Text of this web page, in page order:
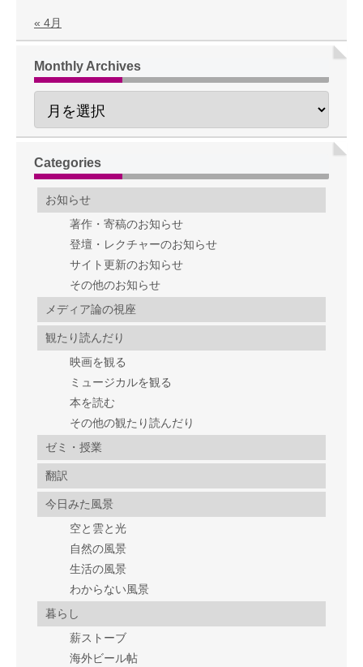
« 4月
Monthly Archives
Categories
お知らせ
著作・寄稿のお知らせ
登壇・レクチャーのお知らせ
サイト更新のお知らせ
その他のお知らせ
メディア論の視座
観たり読んだり
映画を観る
ミュージカルを観る
本を読む
その他の観たり読んだり
ゼミ・授業
翻訳
今日みた風景
空と雲と光
自然の風景
生活の風景
わからない風景
暮らし
薪ストーブ
海外ビール帖